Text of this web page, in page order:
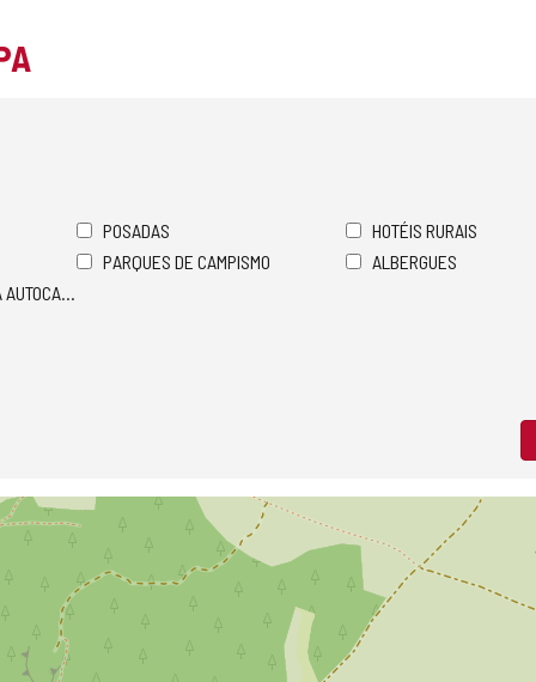
POSADAS
HOTÉIS RURAIS
PARQUES DE CAMPISMO
ALBERGUES